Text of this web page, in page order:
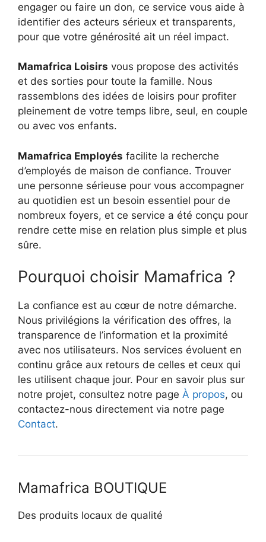
engager ou faire un don, ce service vous aide à
identifier des acteurs sérieux et transparents,
pour que votre générosité ait un réel impact.
Mamafrica Loisirs vous propose des activités
et des sorties pour toute la famille. Nous
rassemblons des idées de loisirs pour profiter
pleinement de votre temps libre, seul, en couple
ou avec vos enfants.
Mamafrica Employés facilite la recherche
d’employés de maison de confiance. Trouver
une personne sérieuse pour vous accompagner
au quotidien est un besoin essentiel pour de
nombreux foyers, et ce service a été conçu pour
rendre cette mise en relation plus simple et plus
sûre.
Pourquoi choisir Mamafrica ?
La confiance est au cœur de notre démarche.
Nous privilégions la vérification des offres, la
transparence de l’information et la proximité
avec nos utilisateurs. Nos services évoluent en
continu grâce aux retours de celles et ceux qui
les utilisent chaque jour. Pour en savoir plus sur
notre projet, consultez notre page À propos, ou
contactez-nous directement via notre page
Contact.
Mamafrica BOUTIQUE
Des produits locaux de qualité